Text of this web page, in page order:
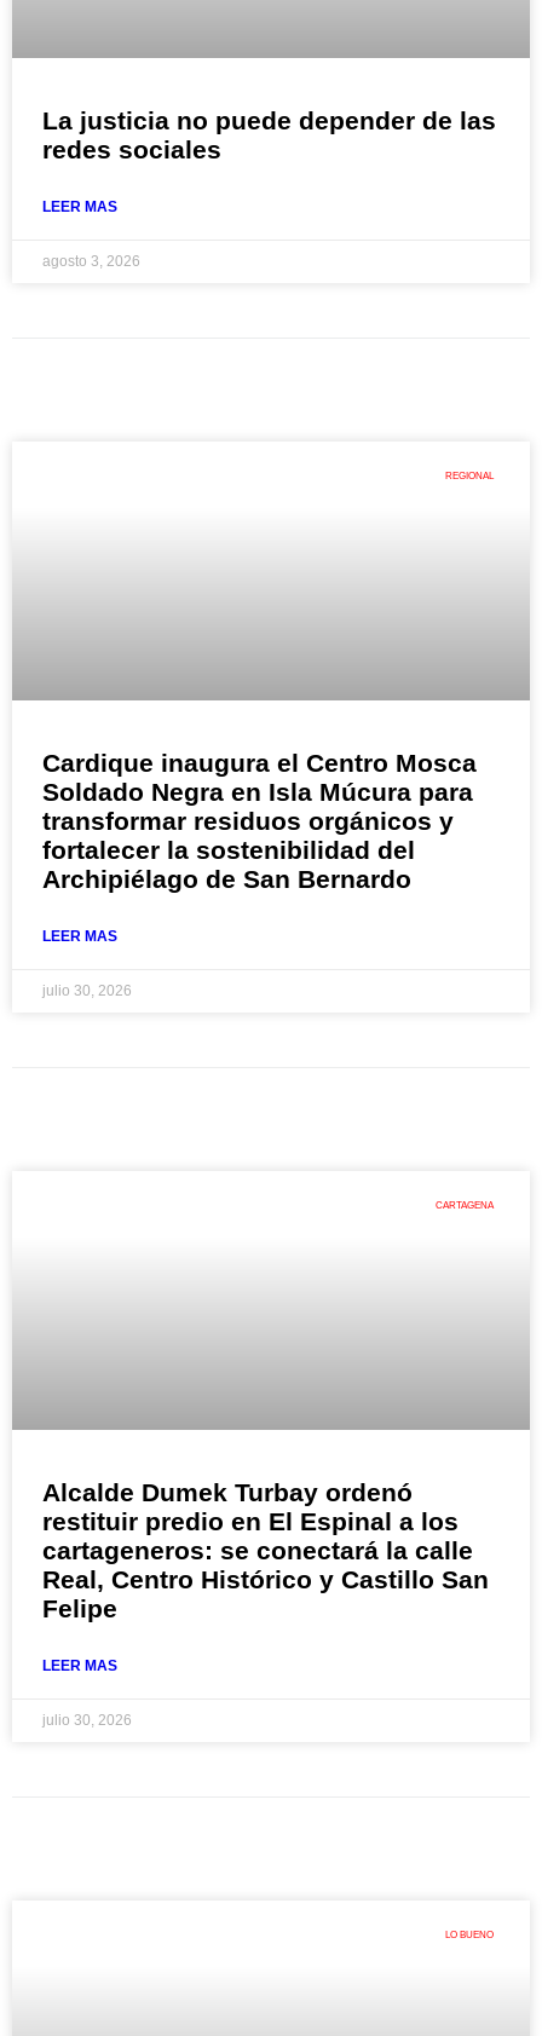
La justicia no puede depender de las
redes sociales
LEER MAS
agosto 3, 2026
REGIONAL
Cardique inaugura el Centro Mosca
Soldado Negra en Isla Múcura para
transformar residuos orgánicos y
fortalecer la sostenibilidad del
Archipiélago de San Bernardo
LEER MAS
julio 30, 2026
CARTAGENA
Alcalde Dumek Turbay ordenó
restituir predio en El Espinal a los
cartageneros: se conectará la calle
Real, Centro Histórico y Castillo San
Felipe
LEER MAS
julio 30, 2026
LO BUENO